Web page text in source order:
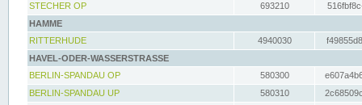
STECHER OP
693210
HAMME
RITTERHUDE
4940030
HAVEL-ODER-WASSERSTRASSE
BERLIN-SPANDAU OP
580300
BERLIN-SPANDAU UP
580310